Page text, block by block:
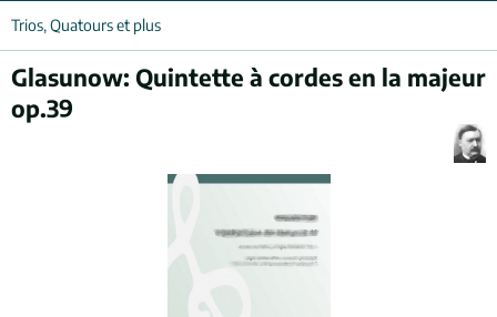
Trios, Quatours et plus
Glasunow: Quintette à cordes en la majeur
op.39